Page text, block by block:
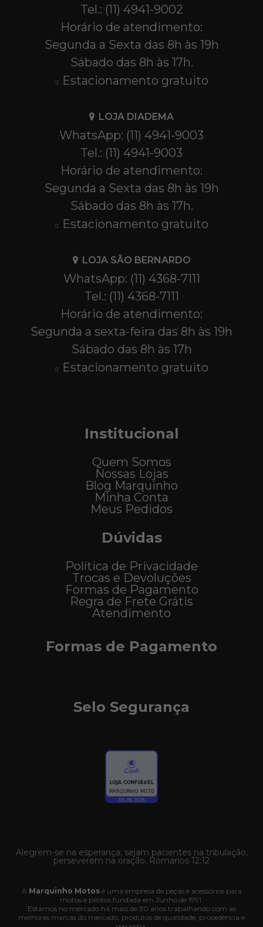
Tel.: (11) 4941-9002
Horário de atendimento:
Segunda a Sexta das 8h às 19h
Sábado das 8h às 17h.
Estacionamento gratuito
LOJA DIADEMA
WhatsApp: (11) 4941-9003
Tel.: (11) 4941-9003
Horário de atendimento:
Segunda a Sexta das 8h às 19h
Sábado das 8h às 17h.
Estacionamento gratuito
LOJA SÃO BERNARDO
WhatsApp: (11) 4368-7111
Tel.: (11) 4368-7111
Horário de atendimento:
Segunda a sexta-feira das 8h às 19h
Sábado das 8h às 17h
Estacionamento gratuito
Institucional
Quem Somos
Nossas Lojas
Blog Marquinho
Minha Conta
Meus Pedidos
Dúvidas
Política de Privacidade
Trocas e Devoluções
Formas de Pagamento
Regra de Frete Grátis
Atendimento
Formas de Pagamento
Selo Segurança
Alegrem-se na esperança, sejam pacientes na tribulação,
perseverem na oração. Romanos 12:12
A Marquinho Motosé uma empresa de peças e acessórios para
motos e pilotos fundada em Junho de 1991.
Estamos no mercado há mais de 30 anos trabalhando com as
melhores marcas do mercado, produtos de qualidade, procedência e